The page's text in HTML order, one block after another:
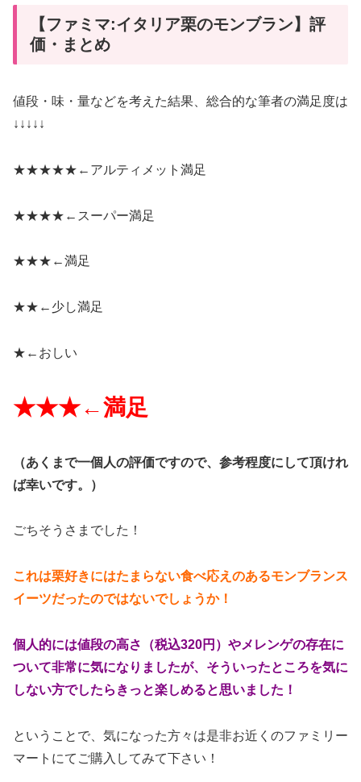
【ファミマ:イタリア栗のモンブラン】評
価・まとめ
値段・味・量などを考えた結果、総合的な筆者の満足度は
↓↓↓↓↓
★★★★★← アルティメット満足
★★★★← スーパー満足
★★★←満足
★★← 少し満足
★← おしい
★★★←満足
（あくまで一個人の評価ですので、参考程度にして頂けれ
ば幸いです。）
ごちそうさまでした！
これは栗好きにはたまらない食べ応えのあるモンブランス
イーツだったのではないでしょうか！
個人的には値段の高さ（税込320円）やメレンゲの存在に
ついて非常に気になりましたが、そういったところを気に
しない方でしたらきっと楽しめると思いました！
ということで、気になった方々は是非お近くのファミリー
マートにてご購入してみて下さい！